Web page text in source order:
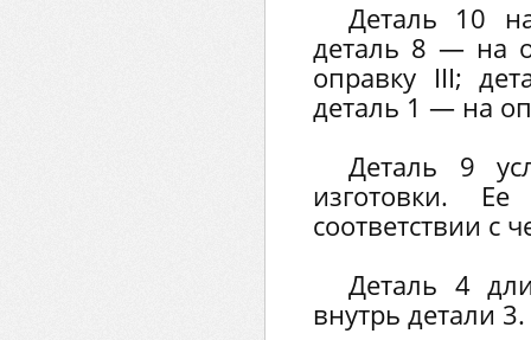
Деталь 10
деталь 8 — на
оправку III;
деталь 1 — на
Деталь 9
изготовки.
соответствии с
Деталь 4
внутрь детали 3.